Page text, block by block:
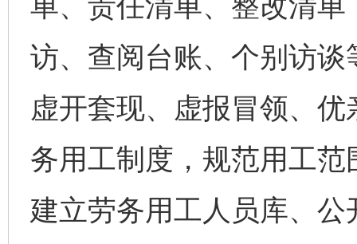
访、查阅台账、个别访
虚开套现、虚报冒领、
务用工制度，规范用工
建立劳务用工人员库、